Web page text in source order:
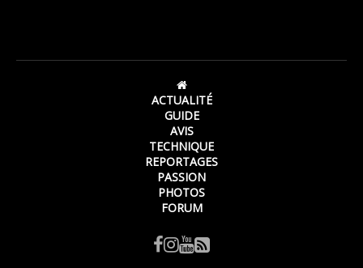
ACTUALITÉ
GUIDE
AVIS
TECHNIQUE
REPORTAGES
PASSION
PHOTOS
FORUM